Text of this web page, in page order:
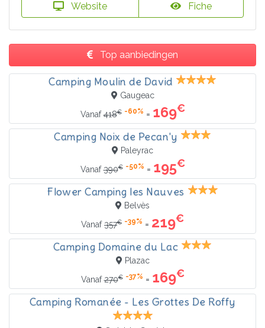
Website Fiche
Top aanbiedingen
Camping Moulin de David
Gaugeac
Vanaf418€ -60% = 169€
Camping Noix de Pecan'y
Paleyrac
Vanaf390€ -50% = 195€
Flower Camping les Nauves
Belvès
Vanaf357€ -39% = 219€
Camping Domaine du Lac
Plazac
Vanaf270€ -37% = 169€
Camping Romanée - Les Grottes De Roffy